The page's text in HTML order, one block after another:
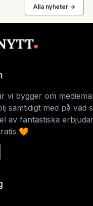
Alla nyheter →
vi bygger om
samtidigt med på vad
av fantastiska
🧡